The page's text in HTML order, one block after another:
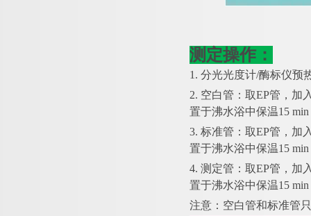
测定操作：
1. 分光光度计/酶标仪预
2. 空白管：取EP管，加
置于沸水浴中保温15
3. 标准管：取EP管，加
置于沸水浴中保温15
4. 测定管：取EP管，加
置于沸水浴中保温15
注意：空白管和标准管